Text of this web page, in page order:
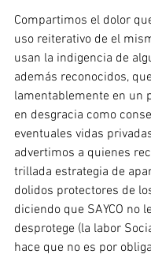
Compartimos el dolor
uso reiterativo de el
usan la indigencia de
además reconocidos, que
lamentablemente en un
en desgracia como
eventuales vidas
advertimos a quienes
trillada estrategia de
dolidos protectores de
diciendo que SAYCO no
desprotege (la labor
hace que no es por